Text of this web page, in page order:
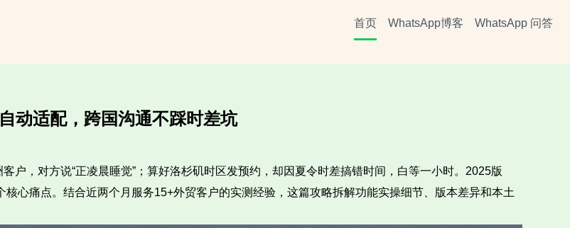
首页 WhatsApp博客 WhatsApp 问答
动适配，跨国沟通不踩时差坑
户，对方说“正凌晨睡觉”；算好洛杉矶时区发预约，却因夏令时差搞错时间，白等一小时。2025版
核心痛点。结合近两个月服务15+外贸客户的实测经验，这篇攻略拆解功能实操细节、版本差异和本土